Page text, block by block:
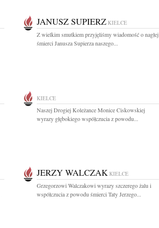
JANUSZ SUPIERZ KIELCE
Z wielkim smutkiem przyjęliśmy wiadomość o nagłej
śmierci Janusza Supierza naszego...
KIELCE
Naszej Drogiej Koleżance Monice Ciskowskiej
wyrazy głębokiego współczucia z powodu...
JERZY WALCZAK KIELCE
Grzegorzowi Walczakowi wyrazy szczerego żalu i
współczucia z powodu śmierci Taty Jerzego...